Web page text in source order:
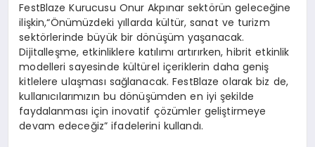
FestBlaze Kurucusu Onur Akpınar sektörün geleceğine
ilişkin,“Önümüzdeki yıllarda kültür, sanat ve turizm
sektörlerinde büyük bir dönüşüm yaşanacak.
Dijitalleşme, etkinliklere katılımı artırırken, hibrit etkinlik
modelleri sayesinde kültürel içeriklerin daha geniş
kitlelere ulaşması sağlanacak. FestBlaze olarak biz de,
kullanıcılarımızın bu dönüşümden en iyi şekilde
faydalanması için inovatif çözümler geliştirmeye
devam edeceğiz” ifadelerini kullandı.